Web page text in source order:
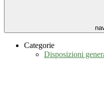
Categorie
Disposizioni